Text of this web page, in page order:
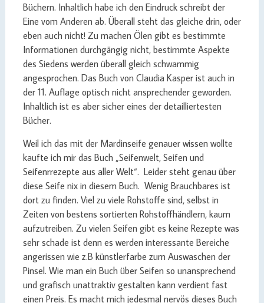
Büchern. Inhaltlich habe ich den Eindruck schreibt der
Eine vom Anderen ab. Überall steht das gleiche drin, oder
eben auch nicht! Zu machen Ölen gibt es bestimmte
Informationen durchgängig nicht, bestimmte Aspekte
des Siedens werden überall gleich schwammig
angesprochen. Das Buch von Claudia Kasper ist auch in
der 11. Auflage optisch nicht ansprechender geworden.
Inhaltlich ist es aber sicher eines der detailliertesten
Bücher.
Weil ich das mit der Mardinseife genauer wissen wollte
kaufte ich mir das Buch „Seifenwelt, Seifen und
Seifenrrezepte aus aller Welt“. Leider steht genau über
diese Seife nix in diesem Buch. Wenig Brauchbares ist
dort zu finden. Viel zu viele Rohstoffe sind, selbst in
Zeiten von bestens sortierten Rohstoffhändlern, kaum
aufzutreiben. Zu vielen Seifen gibt es keine Rezepte was
sehr schade ist denn es werden interessante Bereiche
angerissen wie z.B künstlerfarbe zum Auswaschen der
Pinsel. Wie man ein Buch über Seifen so unansprechend
und grafisch unattraktiv gestalten kann verdient fast
einen Preis. Es macht mich jedesmal nervös dieses Buch